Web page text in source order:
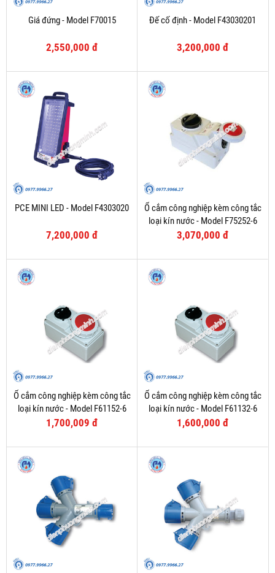
Giá đứng - Model F70015
2,550,000 đ
Đế cố định - Model F43030201
3,200,000 đ
PCE MINI LED - Model F4303020
7,200,000 đ
Ổ cắm công nghiệp kèm công tắc
loại kín nước - Model F75252-6
3,070,000 đ
Ổ cắm công nghiệp kèm công tắc
loại kín nước - Model F61152-6
1,700,009 đ
Ổ cắm công nghiệp kèm công tắc
loại kín nước - Model F61132-6
1,600,000 đ